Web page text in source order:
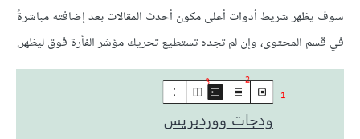
سوف يظهر شريط أدوات أعلى مكون أحدث المقالات بعد إضافته مباشرةً
في قسم المحتوى، وإن لم تجده تستطيع تحريك مؤشر الفأرة فوق ليظهر.